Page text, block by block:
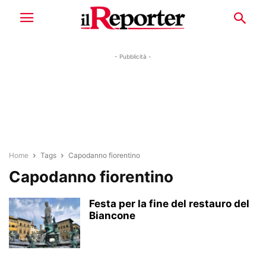
- Pubblicità -
Home Tags Capodanno fiorentino
Capodanno fiorentino
Festa per la fine del restauro del
Biancone